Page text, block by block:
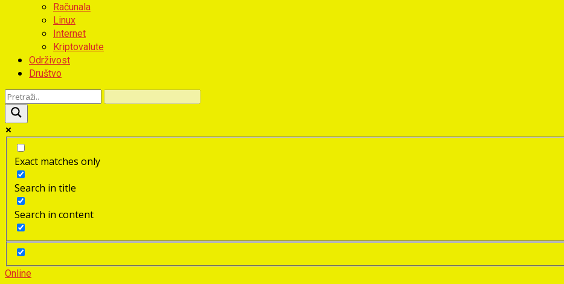
Računala
Linux
Internet
Kriptovalute
Održivost
Društvo
Exact matches only
Search in title
Search in content
Online